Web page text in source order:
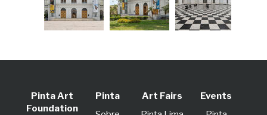
Pinta Art
Foundation
Pinta
Art Fairs
Events